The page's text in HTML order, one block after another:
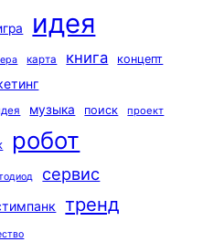
идея
карта книга
концепт
музыка поиск проект
робот
сервис
тренд